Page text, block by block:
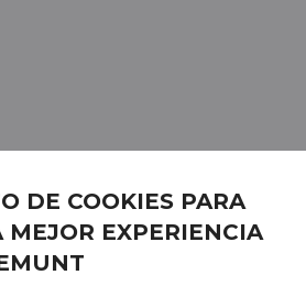
DE COOKIES PARA
MEJOR EXPERIENCIA